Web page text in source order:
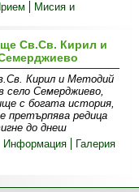
Мисия и
Св.Св. Кирил и
Кирил и Методий
село Семерджиево,
с богата история,
претърпява редица
до днеш
Информация
Галерия